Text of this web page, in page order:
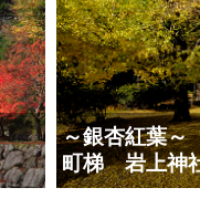
～銀杏紅葉～
町梯 岩上神